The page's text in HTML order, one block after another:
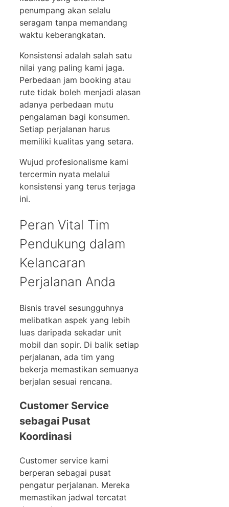
penumpang akan selalu
seragam tanpa memandang
waktu keberangkatan.
Konsistensi adalah salah satu
nilai yang paling kami jaga.
Perbedaan jam booking atau
rute tidak boleh menjadi alasan
adanya perbedaan mutu
pengalaman bagi konsumen.
Setiap perjalanan harus
memiliki kualitas yang setara.
Wujud profesionalisme kami
tercermin nyata melalui
konsistensi yang terus terjaga
ini.
Peran Vital Tim
Pendukung dalam
Kelancaran
Perjalanan Anda
Bisnis travel sesungguhnya
melibatkan aspek yang lebih
luas daripada sekadar unit
mobil dan sopir. Di balik setiap
perjalanan, ada tim yang
bekerja memastikan semuanya
berjalan sesuai rencana.
Customer Service
sebagai Pusat
Koordinasi
Customer service kami
berperan sebagai pusat
pengatur perjalanan. Mereka
memastikan jadwal tercatat